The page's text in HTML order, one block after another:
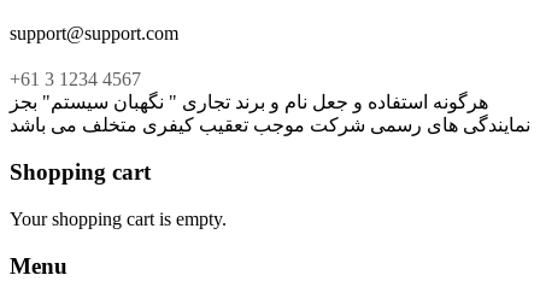
support@support.com
+61 3 1234 4567
هرگونه استفاده و جعل نام و برند تجاری " نگهبان سیستم" بجز
نمایندگی های رسمی شرکت موجب تعقیب کیفری متخلف می باشد
Shopping cart
Your shopping cart is empty.
Menu